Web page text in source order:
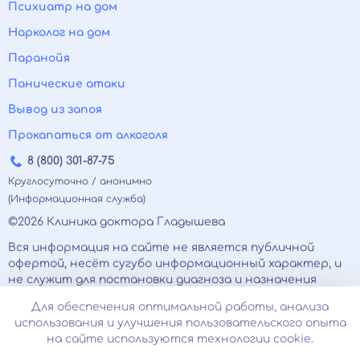
Психиатр на дом
Нарколог на дом
Паранойя
Панические атаки
Вывод из запоя
Прокапаться от алкоголя
8 (800) 301-87-75
Круглосуточно / анонимно
(Информационная служба)
©2026 Клиника доктора Гладышева
Вся информация на сайте не является публичной
офертой, несёт сугубо информационный характер, и
не служит для постановки диагноза и назначения
Есть противопоказания, необходимо
проконсультироваться с врачом. Консультационные
услуги, оказываемые по телефону, мессенджерам и в
Для обеспечения оптимальной работы, анализа
использования и улучшения пользовательского опыта
на сайте используются технологии cookie.